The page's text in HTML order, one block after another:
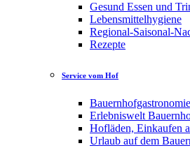
Gesund Essen und
Lebensmittelhygiene
Regional-Saisonal-
Rezepte
Service vom Hof
Erlebniswelt
Hofläden, Einkaufen
Urlaub auf dem